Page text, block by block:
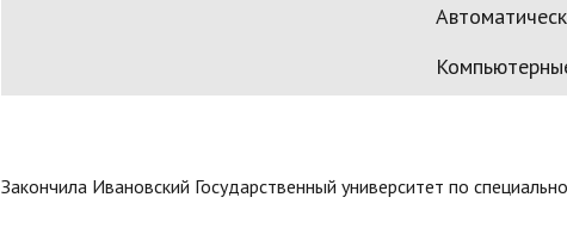
Закончила Ивановский Государственный университет по